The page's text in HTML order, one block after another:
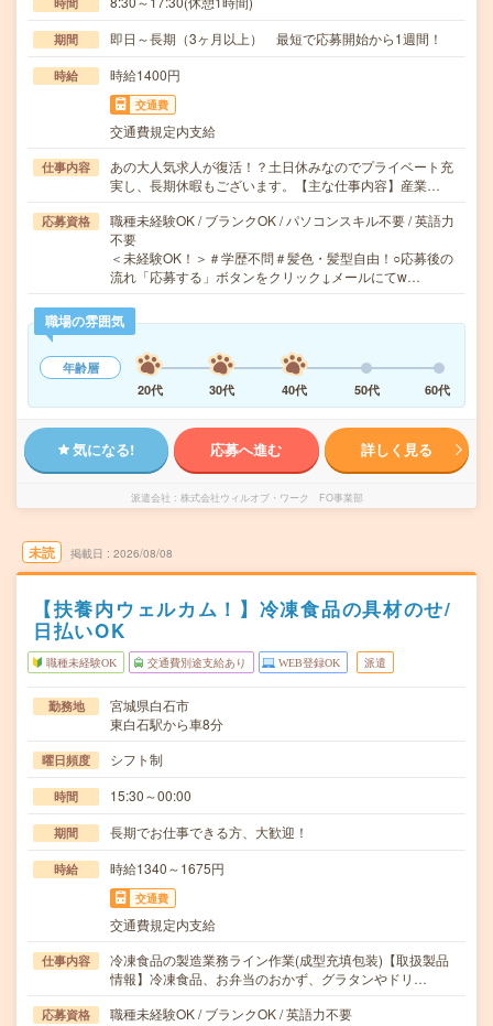
期間 即日～長期（3ヶ月以上） 最短で応募開始から1週間！
時給 時給1400円
交通費
交通費規定内支給
仕事内容
あの大人気求人が復活！？土日休みなのでプライベート充
実し、長期休暇もございます。【主な仕事内容】産業…
応募資格
職種未経験OK / ブランクOK / パソコンスキル不要 / 英語力
不要
＜未経験OK！＞＃学歴不問＃髪色・髪型自由！○応募後の
流れ「応募する」ボタンをクリック↓メールにてw…
職場の雰囲気
年齢層
20代
30代 40代 50代 60代
気になる! 応募へ進む 詳しく見る
派遣会社 株式会社ウィルオブ・ワーク FO事業部
未読 掲載日 2026/08/08
【扶養内ウェルカム！】冷凍食品の具材のせ/
日払いOK
職種未経験OK 交通費別途支給あり WEB登録OK 派遣
勤務地
宮城県白石市
東白石駅から車8分
曜日頻度 シフト制
時間 15:30～00:00
期間 長期でお仕事できる方、大歓迎！
時給 時給1340～1675円
交通費
交通費規定内支給
仕事内容
冷凍食品の製造業務ライン作業(成型充填包装)【取扱製品
情報】冷凍食品、お弁当のおかず、グラタンやドリ…
応募資格
職種未経験OK / ブランクOK / 英語力不要